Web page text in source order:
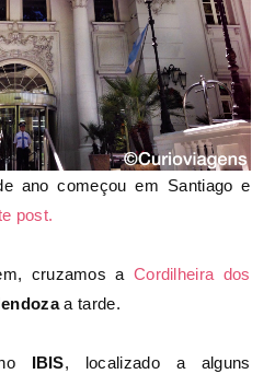
ano começou em Santiago e
post.
cruzamos a Cordilheira dos
a tarde.
IBIS, localizado a alguns